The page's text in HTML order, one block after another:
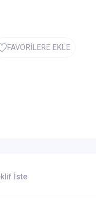
FAVORİLERE EKLE
İste